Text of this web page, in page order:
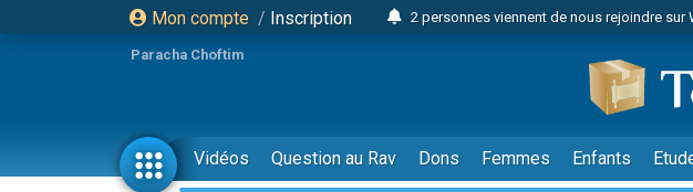
Mon compte / Inscription
2 personnes viennent de nous rejoindre sur
3 personnes viennent de faire un don
2 personnes viennent de faire un don
3 personnes viennent de nous rejoindre sur
11 personnes viennent de demander une
Paracha Choftim
Vidéos Question au Rav Dons Femmes Enfants